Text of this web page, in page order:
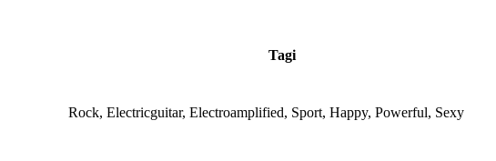
Tagi
Rock, Electricguitar, Electroamplified, Sport, Happy, Powerful, Sexy